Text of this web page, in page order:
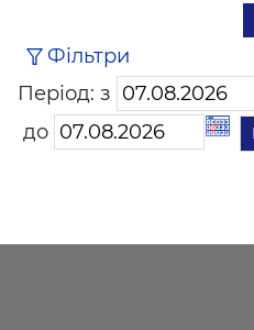
Фільтри
Період: з
до